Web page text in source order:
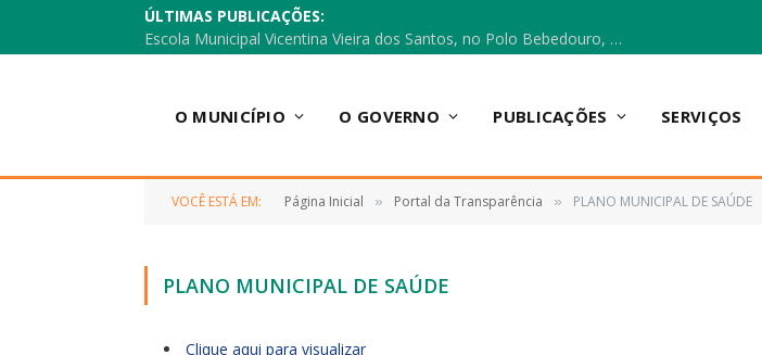
ÚLTIMAS PUBLICAÇÕES:
Escola Municipal Vicentina Vieira dos Santos, no Polo Bebedouro, recebeu materiais para a implantação do Cantinho da Leitura e da Sala Multidisciplinar.
O MUNICÍPIO O GOVERNO PUBLICAÇÕES SERVIÇOS
VOCÊ ESTÁ EM: Página Inicial » Portal da Transparência » PLANO MUNICIPAL DE SAÚDE
PLANO MUNICIPAL DE SAÚDE
Clique aqui para visualizar